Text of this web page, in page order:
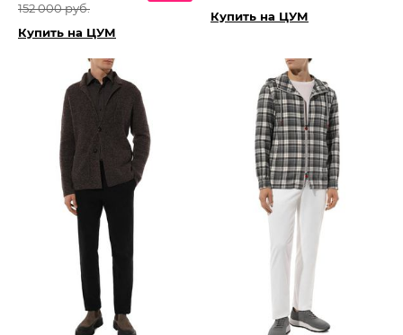
152 000 руб.
Купить на ЦУМ
Купить на ЦУМ